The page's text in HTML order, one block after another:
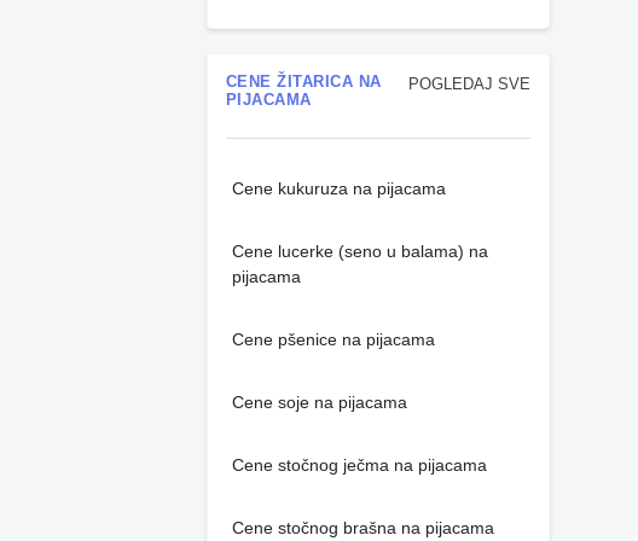
POGLEDAJ SVE
CENE ŽITARICA NA
PIJACAMA
Cene kukuruza na pijacama
Cene lucerke (seno u balama) na
pijacama
Cene pšenice na pijacama
Cene soje na pijacama
Cene stočnog ječma na pijacama
Cene stočnog brašna na pijacama